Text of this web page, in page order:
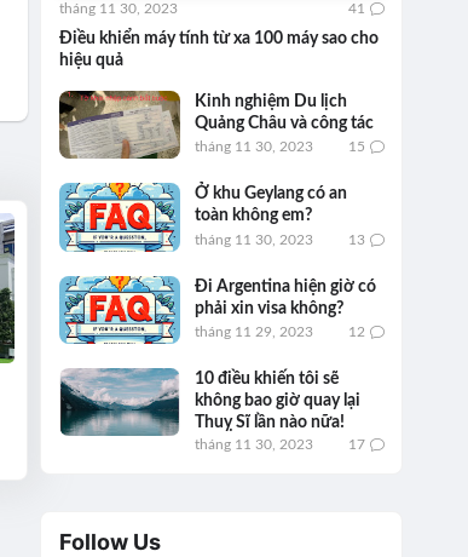
Điều khiển máy tính từ xa 100 máy sao cho
hiệu quả
tháng 11 30, 2023 41
Kinh nghiệm Du lịch
Quảng Châu và công tác
tháng 11 30, 2023 15
Ở khu Geylang có an
toàn không em?
tháng 11 30, 2023 13
Đi Argentina hiện giờ có
phải xin visa không?
tháng 11 29, 2023 12
10 điều khiến tôi sẽ
không bao giờ quay lại
Thuỵ Sĩ lần nào nữa!
tháng 11 30, 2023 17
Follow Us